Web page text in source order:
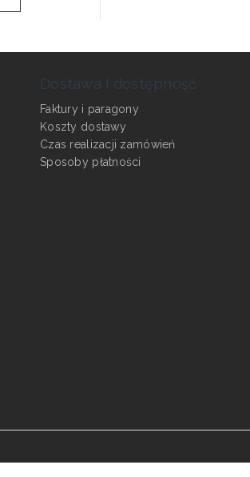
Dostawa i dostępność
Faktury i paragony
Koszty dostawy
Czas realizacji zamówień
Sposoby płatności